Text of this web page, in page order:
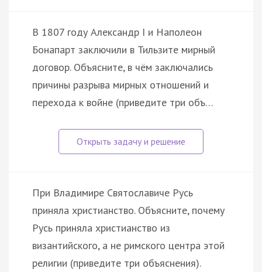
В 1807 году Александр I и Наполеон
Бонапарт заключили в Тильзите мирный
договор. Объясните, в чём заключались
причины разрыва мирных отношений и
перехода к войне (приведите три объ…
При Владимире Святославиче Русь
приняла христианство. Объясните, почему
Русь приняла христианство из
византийского, а не римского центра этой
религии (приведите три объяснения).